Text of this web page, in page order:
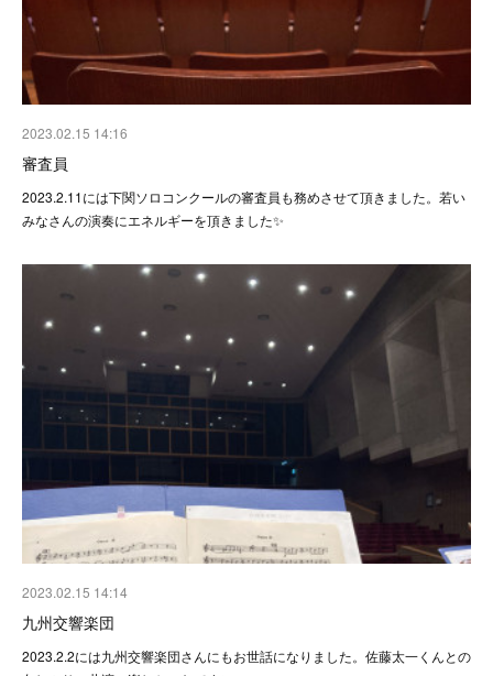
2023.02.15 14:16
審査員
2023.2.11には下関ソロコンクールの審査員も務めさせて頂きました。若い
みなさんの演奏にエネルギーを頂きました✨
2023.02.15 14:14
九州交響楽団
2023.2.2には九州交響楽団さんにもお世話になりました。佐藤太一くんとの